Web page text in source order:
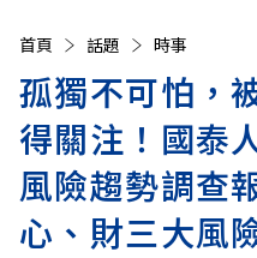
首頁 話題 時事
孤獨不可怕，
得關注！國泰
風險趨勢調查
心、財三大風